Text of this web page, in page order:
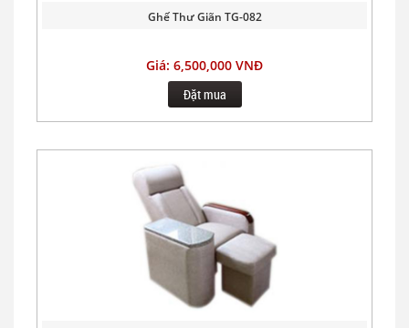
Ghế Thư Giãn TG-082
Giá: 6,500,000 VNĐ
Đặt mua